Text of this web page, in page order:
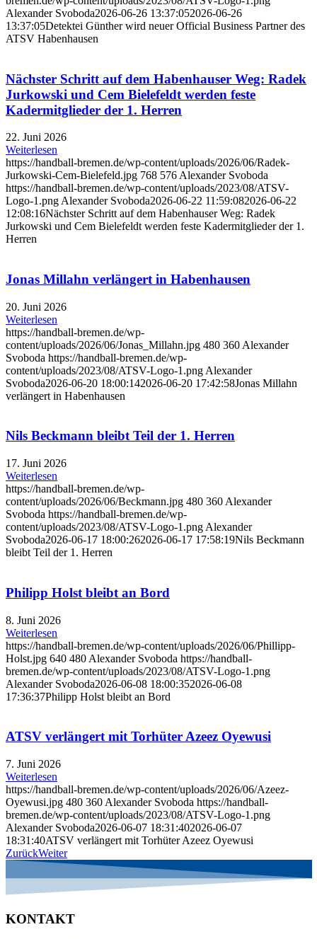
Alexander Svoboda2026-06-26 13:37:052026-06-26
13:37:05Detektei Günther wird neuer Official Business Partner des
ATSV Habenhausen
Nächster Schritt auf dem Habenhauser Weg: Radek
Jurkowski und Cem Bielefeldt werden feste
Kadermitglieder der 1. Herren
22. Juni 2026
Weiterlesen
https://handball-bremen.de/wp-content/uploads/2026/06/Radek-
Jurkowski-Cem-Bielefeld.jpg 768 576 Alexander Svoboda
https://handball-bremen.de/wp-content/uploads/2023/08/ATSV-
Logo-1.png Alexander Svoboda2026-06-22 11:59:082026-06-22
12:08:16Nächster Schritt auf dem Habenhauser Weg: Radek
Jurkowski und Cem Bielefeldt werden feste Kadermitglieder der 1.
Herren
Jonas Millahn verlängert in Habenhausen
20. Juni 2026
Weiterlesen
https://handball-bremen.de/wp-
content/uploads/2026/06/Jonas_Millahn.jpg 480 360 Alexander
Svoboda https://handball-bremen.de/wp-
content/uploads/2023/08/ATSV-Logo-1.png Alexander
Svoboda2026-06-20 18:00:142026-06-20 17:42:58Jonas Millahn
verlängert in Habenhausen
Nils Beckmann bleibt Teil der 1. Herren
17. Juni 2026
Weiterlesen
https://handball-bremen.de/wp-
content/uploads/2026/06/Beckmann.jpg 480 360 Alexander
Svoboda https://handball-bremen.de/wp-
content/uploads/2023/08/ATSV-Logo-1.png Alexander
Svoboda2026-06-17 18:00:262026-06-17 17:58:19Nils Beckmann
bleibt Teil der 1. Herren
Philipp Holst bleibt an Bord
8. Juni 2026
Weiterlesen
https://handball-bremen.de/wp-content/uploads/2026/06/Phillipp-
Holst.jpg 640 480 Alexander Svoboda https://handball-
bremen.de/wp-content/uploads/2023/08/ATSV-Logo-1.png
Alexander Svoboda2026-06-08 18:00:352026-06-08
17:36:37Philipp Holst bleibt an Bord
ATSV verlängert mit Torhüter Azeez Oyewusi
7. Juni 2026
Weiterlesen
https://handball-bremen.de/wp-content/uploads/2026/06/Azeez-
Oyewusi.jpg 480 360 Alexander Svoboda https://handball-
bremen.de/wp-content/uploads/2023/08/ATSV-Logo-1.png
Alexander Svoboda2026-06-07 18:31:402026-06-07
18:31:40ATSV verlängert mit Torhüter Azeez Oyewusi
ZurückWeiter
KONTAKT